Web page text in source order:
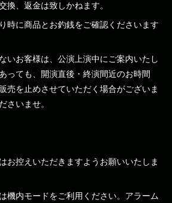
換、返金は致しかねます。
時に商品とお釣銭をご確認くださいます
いお客様は、公演上演中にご案内いたし
っても、開演直後・終演間近のお時間
売を止めさせていただく場合がございま
さいませ。
お控えいただきますようお願いいたしま
機内モードをご利用ください。アラーム